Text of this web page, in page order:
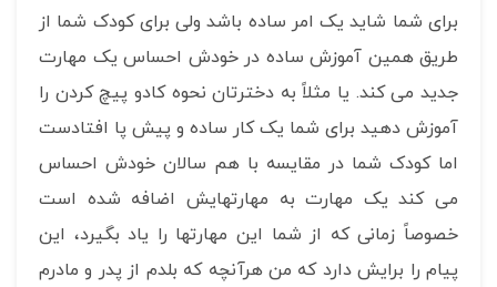
برای شما شاید یک امر ساده باشد ولی برای کودک شما از
طریق همین آموزش ساده در خودش احساس یک مهارت
جدید می کند. یا مثلاً به دخترتان نحوه کادو پیچ کردن را
آموزش دهید برای شما یک کار ساده و پیش پا افتادست
اما کودک شما در مقایسه با هم سالان خودش احساس
می کند یک مهارت به مهارتهایش اضافه شده است
خصوصاً زمانی که از شما این مهارتها را یاد بگیرد، این
پیام را برایش دارد که من هرآنچه که بلدم از پدر و مادرم